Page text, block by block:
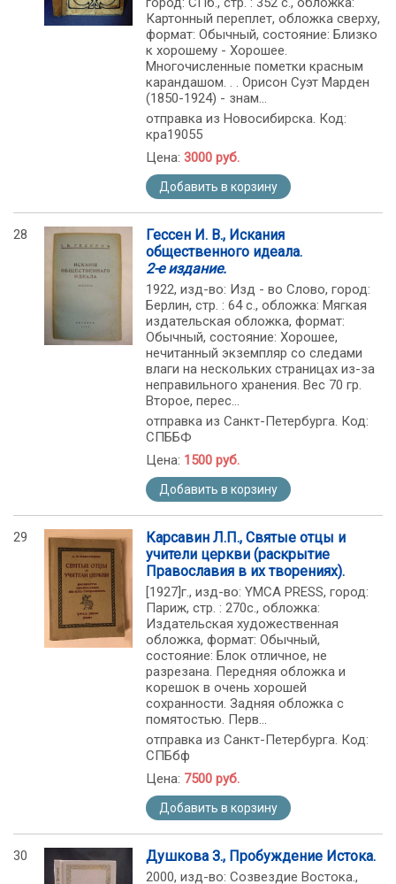
Картонный переплет, обложка сверху,
формат: Обычный, состояние: Близко
к хорошему - Хорошее.
Многочисленные пометки красным
карандашом. . . Орисон Суэт Марден
(1850-1924) - знам...
отправка из Новосибирска. Код:
кра19055
Цена: 3000 руб.
Добавить в корзину
28
Гессен И. В., Искания
общественного идеала.
2-е издание.
1922, изд-во: Изд - во Слово, город:
Берлин, стр. : 64 с., обложка: Мягкая
издательская обложка, формат:
Обычный, состояние: Хорошее,
нечитанный экземпляр со следами
влаги на нескольких страницах из-за
неправильного хранения. Вес 70 гр.
Второе, перес...
отправка из Санкт-Петербурга. Код:
СПББФ
Цена: 1500 руб.
Добавить в корзину
29
Карсавин Л.П., Святые отцы и
учители церкви (раскрытие
Православия в их творениях).
[1927]г., изд-во: YMCA PRESS, город:
Париж, стр. : 270с., обложка:
Издательская художественная
обложка, формат: Обычный,
состояние: Блок отличное, не
разрезана. Передняя обложка и
корешок в очень хорошей
сохранности. Задняя обложка с
помятостью. Перв...
отправка из Санкт-Петербурга. Код:
СПБбф
Цена: 7500 руб.
Добавить в корзину
30 Душкова З., Пробуждение Истока.
2000, изд-во: Созвездие Востока.,